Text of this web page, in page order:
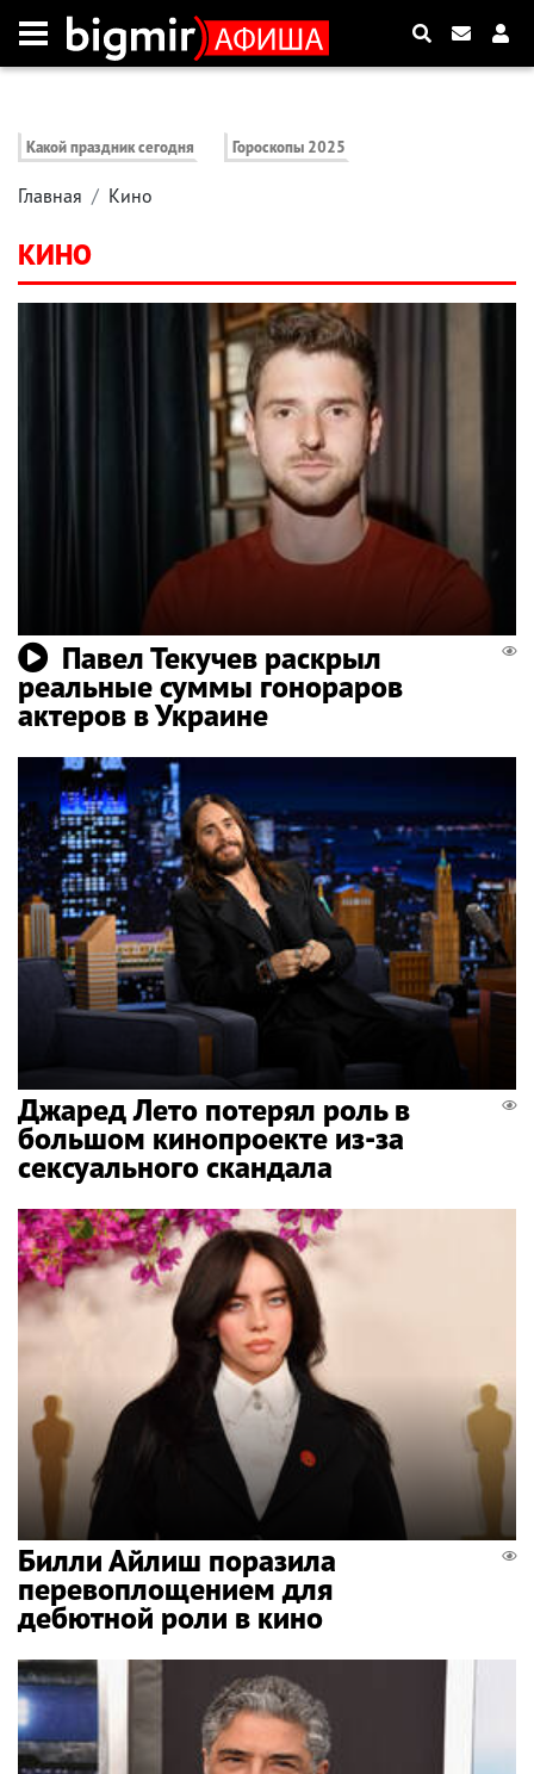
Какой праздник сегодня Гороскопы 2025
Главная Кино
КИНО
Павел Текучев раскрыл
реальные суммы гонораров
актеров в Украине
Джаред Лето потерял роль в
большом кинопроекте из-за
сексуального скандала
Билли Айлиш поразила
перевоплощением для
дебютной роли в кино